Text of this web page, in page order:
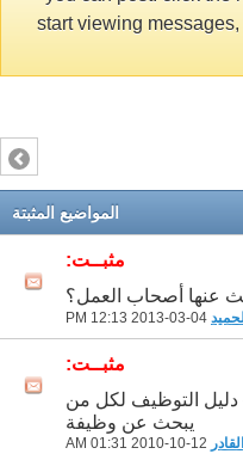
start viewing
المواضيع المثبتة
مثبــت:
عنها أصحاب العمل؟
12:13 PM
مثبــت:
دليل التوظيف لكل من
يبحث عن وظيفة
01:31 AM